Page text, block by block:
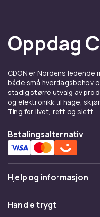
stort utvalg av
uunnværlige i et
visper brukes daglig
Skjærefjøler, kniver
grunnleggende
matlaging og
og utstyr på
bake mer og gjøre
Finn riktig
CDON
Hos CDON finner du
ser etter elektriske
Oppdag
CDON er Nordens ledende
både små hverdagsbehov
stadig større utvalg av
og elektronikk til hage,
Ting for livet, rett og slett.
Betalingsalternativ
Hjelp og informasjon
Vanlige spørsmål
Handle trygt